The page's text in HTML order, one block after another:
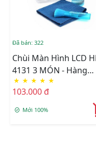
Đã bán: 322
Chùi Màn Hình LCD
4131 3 MÓN - Hàng
Nhập Khẩu
★ ★ ★ ★ ★
103.000 đ
Mới 100%